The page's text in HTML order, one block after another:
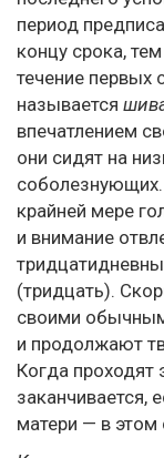
период
концу срока,
течение первых
называется
впечатлением
они сидят на
крайней мере
и внимание
(тридцать).
своими
и продолжают
Когда проходят
заканчивается,
матери — в этом